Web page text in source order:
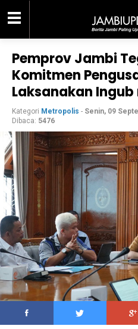
Pemprov Jambi
Komitmen
Laksanakan Ingub
Kategori Metropolis - Senin, 09
Dibaca: 5476